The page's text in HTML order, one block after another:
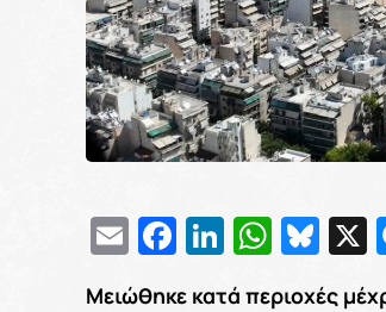
EmailFacebook
LinkedIn
Μειώθηκε κατά περιοχές